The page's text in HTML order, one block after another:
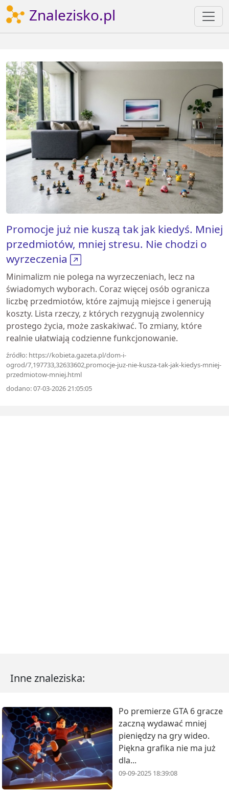
Znalezisko.pl
Promocje już nie kuszą tak jak kiedyś. Mniej
przedmiotów, mniej stresu. Nie chodzi o
wyrzeczenia
Minimalizm nie polega na wyrzeczeniach, lecz na
świadomych wyborach. Coraz więcej osób ogranicza
liczbę przedmiotów, które zajmują miejsce i generują
koszty. Lista rzeczy, z których rezygnują zwolennicy
prostego życia, może zaskakiwać. To zmiany, które
realnie ułatwiają codzienne funkcjonowanie.
źródło: https://kobieta.gazeta.pl/dom-i-
ogrod/7,197733,32633602,promocje-juz-nie-kusza-tak-jak-kiedys-mniej-
przedmiotow-mniej.html
dodano: 07-03-2026 21:05:05
Inne znaleziska:
Po premierze GTA 6 gracze
zaczną wydawać mniej
pieniędzy na gry wideo.
Piękna grafika nie ma już
dla...
09-09-2025 18:39:08